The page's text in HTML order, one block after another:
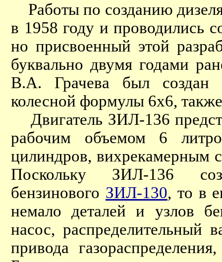
Работы по созданию
в 1958 году и проводились
но присвоенный этой
буквально двумя годами
В.А. Грачева был создан
колесной формулы 6х6,
Двигатель ЗИЛ-136
рабочим объемом 6
цилиндров, вихрекамерным
Поскольку ЗИЛ-136
бензинового ЗИЛ-130, то в
немало деталей и узлов
насос, распределительный
привода